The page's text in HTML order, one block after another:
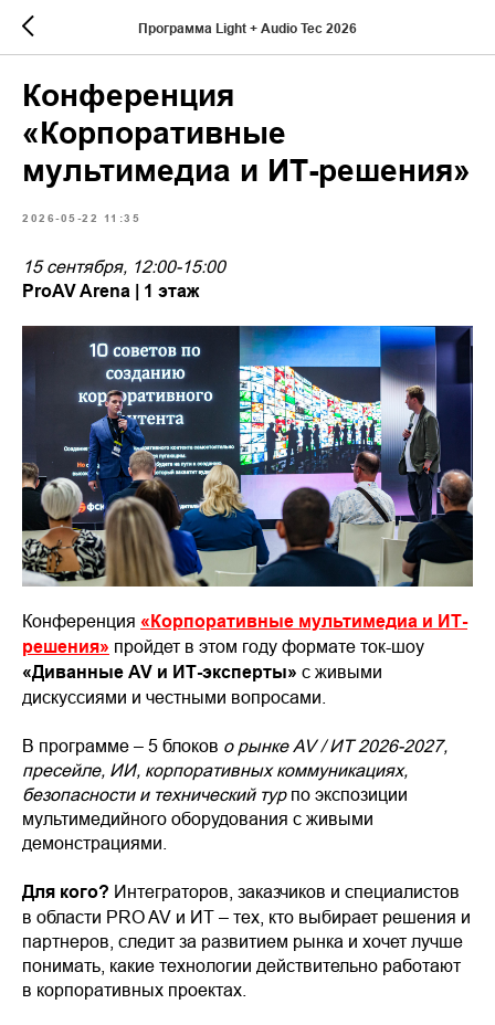
Программа Light + Audio Tec 2026
Конференция
«Корпоративные
мультимедиа и ИТ-решения»
2026-05-22 11:35
15 сентября, 12:00-15:00
ProAV Arena | 1 этаж
Конференция «Корпоративные мультимедиа и ИТ-
решения» пройдет в этом году формате ток-шоу
«Диванные AV и ИТ-эксперты» с живыми
дискуссиями и честными вопросами.
В программе – 5 блоков о рынке AV / ИТ 2026-2027,
пресейле, ИИ, корпоративных коммуникациях,
безопасности и технический турпо экспозиции
мультимедийного оборудования с живыми
демонстрациями.
Для кого? Интеграторов, заказчиков и специалистов
в области PRO AV и ИТ – тех, кто выбирает решения и
партнеров, следит за развитием рынка и хочет лучше
понимать, какие технологии действительно работают
в корпоративных проектах.